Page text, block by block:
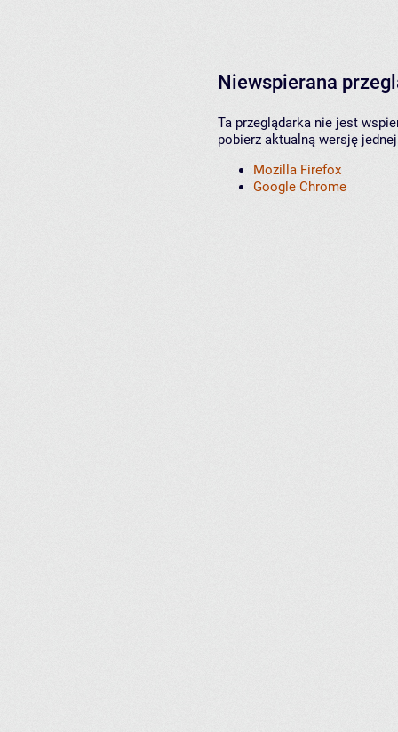
Niewspierana
Ta przeglądarka nie jest
pobierz aktualną wersję
Mozilla Firefox
Google Chrome